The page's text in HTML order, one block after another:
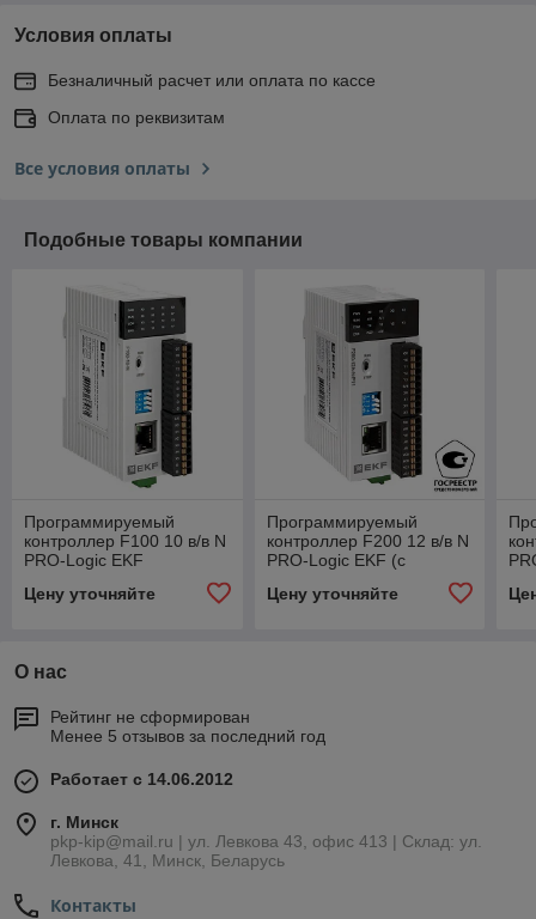
Условия оплаты
Безналичный расчет или оплата по кассе
Оплата по реквизитам
Все условия оплаты
Подобные товары компании
Программируемый
контроллер F100 10 в/в N
PRO-Logic EKF
Цену уточняйте
Программируемый
контроллер F200 12 в/в N
PRO-Logic EKF (с
Цену уточняйте
О нас
Рейтинг не сформирован
Менее 5 отзывов за последний год
Работает с 14.06.2012
г. Минск
pkp-kip@mail.ru | ул. Левкова 43, офис 413 | Склад: ул.
Левкова, 41, Минск, Беларусь
Контакты